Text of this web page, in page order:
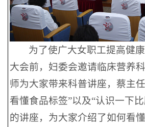
为了使广大女职工提高健
大会前，妇委会邀请临床营养
师为大家带来科普讲座，蔡主
看懂食品标签”以及“认识一下
的讲座，为大家介绍了如何看